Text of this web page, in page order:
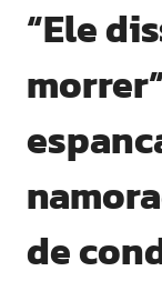
“Ele
de